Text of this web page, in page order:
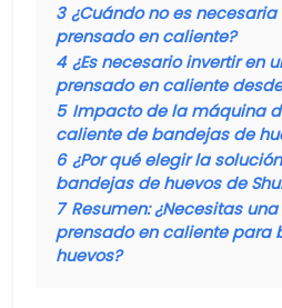
3 ¿Cuándo no es
prensado en caliente?
4 ¿Es necesario invertir en
prensado en caliente
5 Impacto de la máquina
caliente de bandejas de
6 ¿Por qué elegir la
bandejas de huevos de
7 Resumen: ¿Necesitas
prensado en caliente para
huevos?